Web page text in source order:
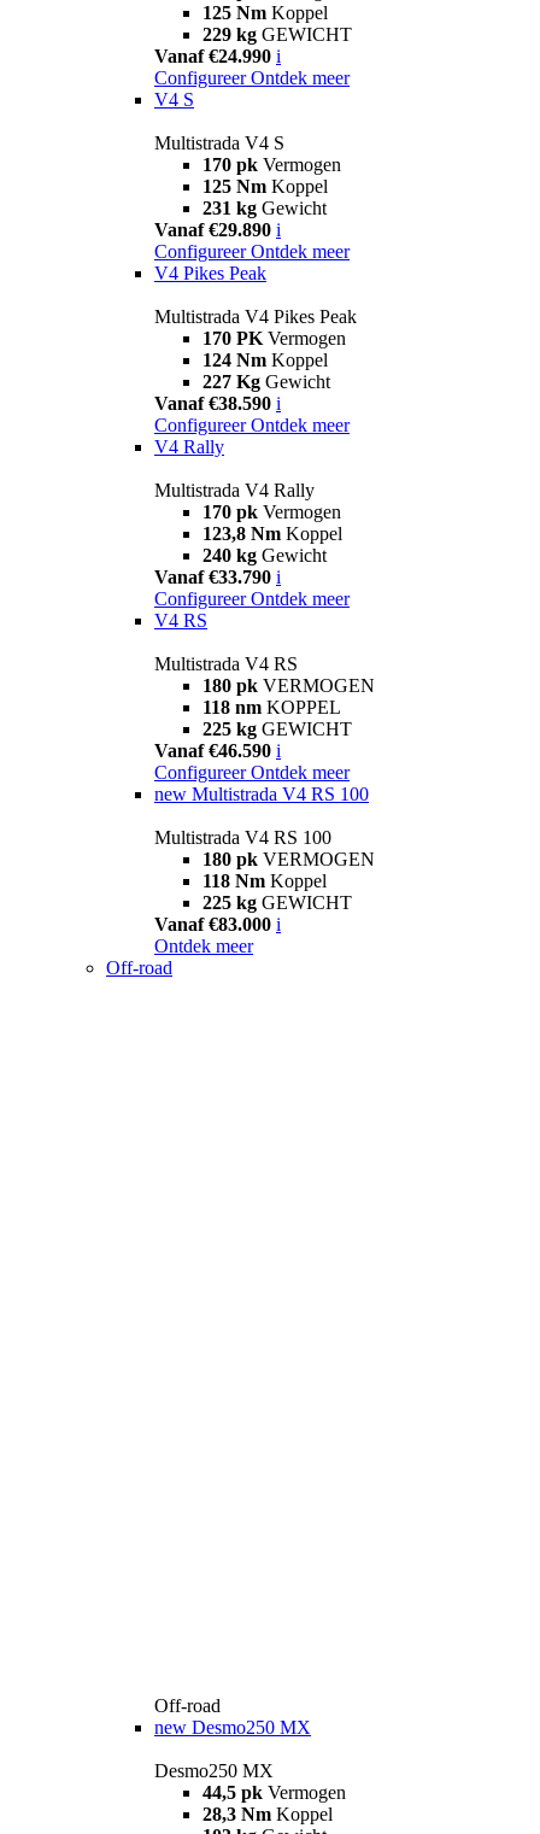
125 Nm Koppel
229 kg GEWICHT
Vanaf €24.990 i
Configureer Ontdek meer
V4 S
Multistrada V4 S
170 pk Vermogen
125 Nm Koppel
231 kg Gewicht
Vanaf €29.890 i
Configureer Ontdek meer
V4 Pikes Peak
Multistrada V4 Pikes Peak
170 PK Vermogen
124 Nm Koppel
227 Kg Gewicht
Vanaf €38.590 i
Configureer Ontdek meer
V4 Rally
Multistrada V4 Rally
170 pk Vermogen
123,8 Nm Koppel
240 kg Gewicht
Vanaf €33.790 i
Configureer Ontdek meer
V4 RS
Multistrada V4 RS
180 pk VERMOGEN
118 nm KOPPEL
225 kg GEWICHT
Vanaf €46.590 i
Configureer Ontdek meer
new Multistrada V4 RS 100
Multistrada V4 RS 100
180 pk VERMOGEN
118 Nm Koppel
225 kg GEWICHT
Vanaf €83.000 i
Ontdek meer
Off-road
Off-road
new Desmo250 MX
Desmo250 MX
44,5 pk Vermogen
28,3 Nm Koppel